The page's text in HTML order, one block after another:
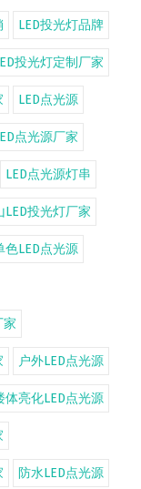
LED投光灯品牌
投光灯定制厂家
LED点光源
点光源厂家
LED点光源灯串
LED投光灯厂家
色LED点光源
家
户外LED点光源
体亮化LED点光源
防水LED点光源